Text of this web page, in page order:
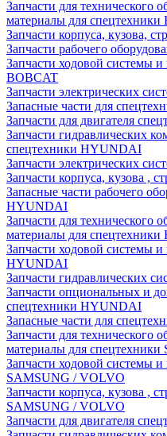
Запчасти для технического
материалы для спецтехники
Запчасти корпуса, кузова,
Запчасти рабочего
Запчасти ходовой системы и
BOBCAT
Запчасти электрических
Запасные части для
Запчасти для двигателя
Запчасти гидравлических
спецтехники HYUNDAI
Запчасти электрических
Запчасти корпуса, кузова ,
Запасные части рабочего
HYUNDAI
Запчасти для технического
материалы для
Запчасти ходовой системы и
HYUNDAI
Запчасти гидравлических
Запчасти опциональных и
спецтехники HYUNDAI
Запасные части для
Запчасти для технического
материалы для
Запчасти ходовой системы и
SAMSUNG / VOLVO
Запчасти корпуса, кузова ,
SAMSUNG / VOLVO
Запчасти для двигателя